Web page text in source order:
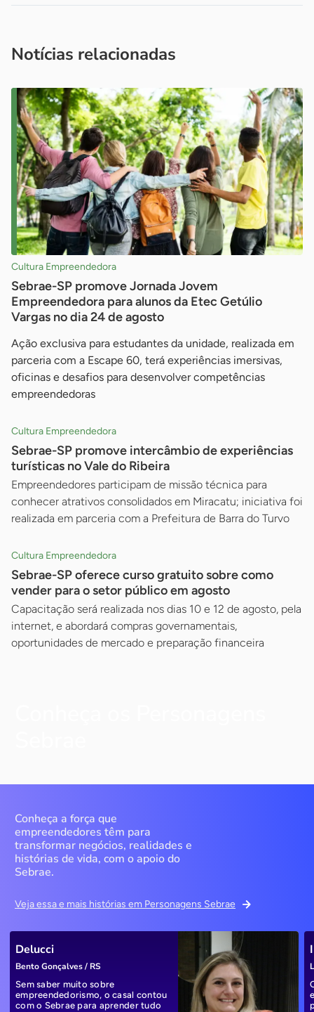
Notícias relacionadas
Cultura Empreendedora
Sebrae-SP promove Jornada Jovem
Empreendedora para alunos da Etec Getúlio
Vargas no dia 24 de agosto
Ação exclusiva para estudantes da unidade, realizada em
parceria com a Escape 60, terá experiências imersivas,
oficinas e desafios para desenvolver competências
empreendedoras
Cultura Empreendedora
Sebrae-SP promove intercâmbio de experiências
turísticas no Vale do Ribeira
Empreendedores participam de missão técnica para
conhecer atrativos consolidados em Miracatu; iniciativa foi
realizada em parceria com a Prefeitura de Barra do Turvo
Cultura Empreendedora
Sebrae-SP oferece curso gratuito sobre como
vender para o setor público em agosto
Capacitação será realizada nos dias 10 e 12 de agosto, pela
internet, e abordará compras governamentais,
oportunidades de mercado e preparação financeira
Conheça a força que
empreendedores têm para
transformar negócios, realidades e
histórias de vida, com o apoio do
Sebrae.
Veja essa e mais histórias em Personagens Sebrae
Delucci
Bento Gonçalves / RS
Sem saber muito sobre
empreendedorismo, o casal contou
com o Sebrae para aprender tudo